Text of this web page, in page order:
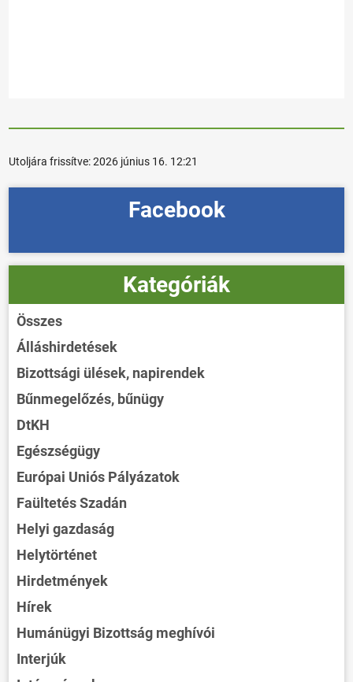
Utoljára frissítve:2026 június 16. 12:21
Facebook
Kategóriák
Összes
Álláshirdetések
Bizottsági ülések, napirendek
Bűnmegelőzés, bűnügy
DtKH
Egészségügy
Európai Uniós Pályázatok
Faültetés Szadán
Helyi gazdaság
Helytörténet
Hirdetmények
Hírek
Humánügyi Bizottság meghívói
Interjúk